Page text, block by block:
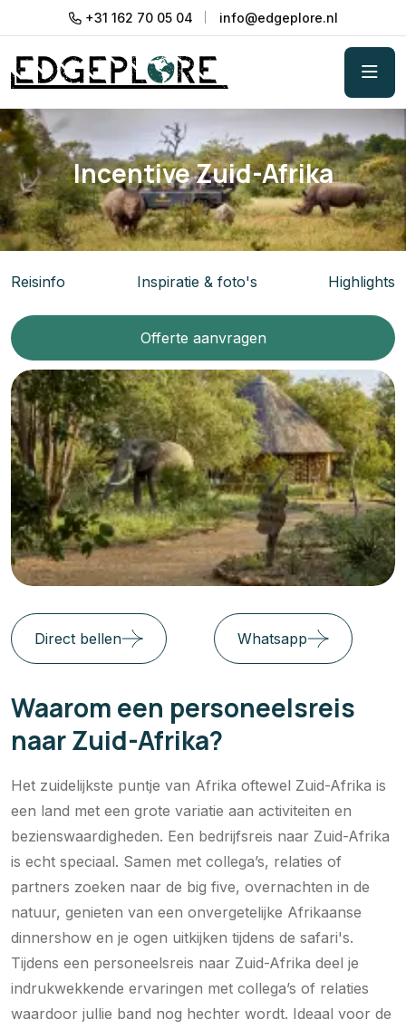
+31 162 70 05 04 info@edgeplore.nl
Incentive Zuid-Afrika
Reisinfo Inspiratie & foto's Highlights
Offerte aanvragen
Direct bellen Whatsapp
Waarom een personeelsreis
naar Zuid-Afrika?
Het zuidelijkste puntje van Afrika oftewel Zuid-Afrika is
een land met een grote variatie aan activiteiten en
bezienswaardigheden. Een bedrijfsreis naar Zuid-Afrika
is echt speciaal. Samen met collega’s, relaties of
partners zoeken naar de big five, overnachten in de
natuur, genieten van een onvergetelijke Afrikaanse
dinnershow en je ogen uitkijken tijdens de safari's.
Tijdens een personeelsreis naar Zuid-Afrika deel je
indrukwekkende ervaringen met collega’s of relaties
waardoor jullie band nog hechter wordt. Ideaal voor de